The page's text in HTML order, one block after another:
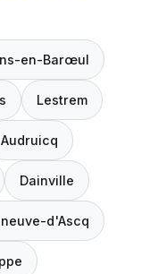
en-Barœul
Lestrem
Audruicq
Dainville
d'Ascq